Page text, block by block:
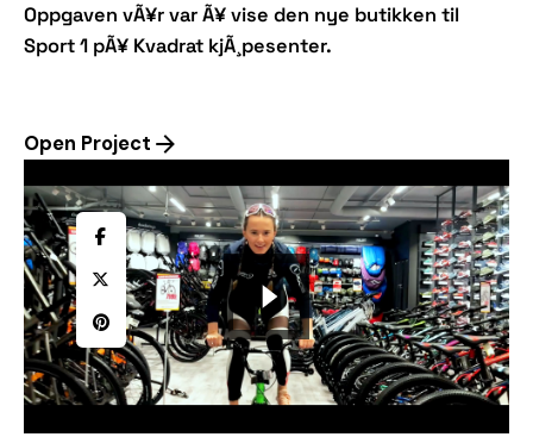
Oppgaven vÃ¥r var Ã¥ vise den nye butikken til
Sport 1 pÃ¥ Kvadrat kjÃ¸pesenter.
Open Project